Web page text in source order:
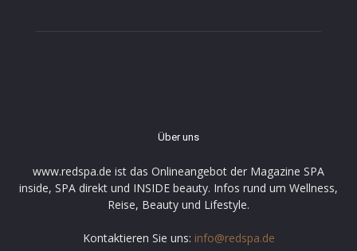
Über uns
www.redspa.de ist das Onlineangebot der Magazine SPA
inside, SPA direkt und INSIDE beauty. Infos rund um Wellness,
Reise, Beauty und Lifestyle.
Kontaktieren Sie uns: info@redspa.de